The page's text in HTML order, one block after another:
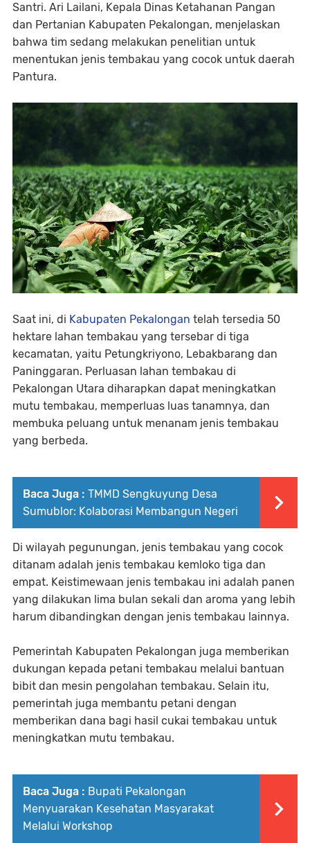
Santri. Ari Lailani, Kepala Dinas Ketahanan Pangan
dan Pertanian Kabupaten Pekalongan, menjelaskan
bahwa tim sedang melakukan penelitian untuk
menentukan jenis tembakau yang cocok untuk daerah
Pantura.
Saat ini, di Kabupaten Pekalongan telah tersedia 50
hektare lahan tembakau yang tersebar di tiga
kecamatan, yaitu Petungkriyono, Lebakbarang dan
Paninggaran. Perluasan lahan tembakau di
Pekalongan Utara diharapkan dapat meningkatkan
mutu tembakau, memperluas luas tanamnya, dan
membuka peluang untuk menanam jenis tembakau
yang berbeda.
Baca Juga : TMMD Sengkuyung Desa
Sumublor: Kolaborasi Membangun Negeri
Di wilayah pegunungan, jenis tembakau yang cocok
ditanam adalah jenis tembakau kemloko tiga dan
empat. Keistimewaan jenis tembakau ini adalah panen
yang dilakukan lima bulan sekali dan aroma yang lebih
harum dibandingkan dengan jenis tembakau lainnya.
Pemerintah Kabupaten Pekalongan juga memberikan
dukungan kepada petani tembakau melalui bantuan
bibit dan mesin pengolahan tembakau. Selain itu,
pemerintah juga membantu petani dengan
memberikan dana bagi hasil cukai tembakau untuk
meningkatkan mutu tembakau.
Baca Juga : Bupati Pekalongan
Menyuarakan Kesehatan Masyarakat
Melalui Workshop